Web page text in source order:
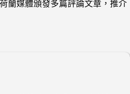
蘭媒體頒發多篇評論文章，推介